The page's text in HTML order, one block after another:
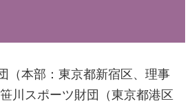
（本部：東京都新宿区、理事
川スポーツ財団（東京都港区